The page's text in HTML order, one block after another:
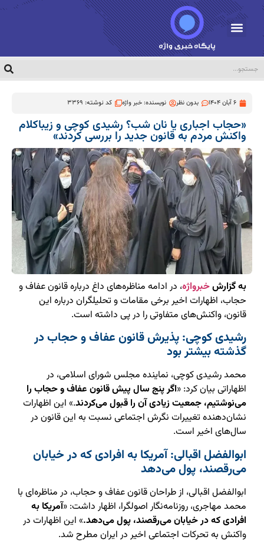
6 آبان 1404 بدون نظر نویسنده:خبر واژه کد نوشته: 3369
«حجاب اجباری یا نان شب؟ رشیدی کوچی و زیباکلام
واکنش مردم به قانون جدید را بررسی کردند»
به گزارشخبرواژه، در ادامه مناظره‌های داغ درباره قانون عفاف و
حجاب، اظهارات اخیر برخی مقامات و تحلیلگران درباره این
قانون، واکنش‌های متفاوتی را در پی داشته است.
رشیدی کوچی: پذیرش قانون عفاف و حجاب در
گذشته بیشتر بود
محمد رشیدی کوچی، نماینده مجلس شورای اسلامی، در
اظهاراتی بیان کرد: «اگر پنج سال پیش قانون عفاف و حجاب را
می‌نوشتیم، جمعیت زیادی آن را قبول می‌کردند.» این اظهارات
نشان‌دهنده تغییرات نگرش اجتماعی نسبت به این قانون در
سال‌های اخیر است.
ابوالفضل اقبالی: آمریکا به افرادی که در خیابان
می‌رقصند، پول می‌دهد
ابوالفضل اقبالی، از طراحان قانون عفاف و حجاب، در مناظره‌ای با
محمد مهاجری، روزنامه‌نگار اصولگرا، اظهار داشت: «آمریکا به
افرادی که در خیابان می‌رقصند، پول می‌دهد.» این اظهارات در
واکنش به تحرکات اجتماعی اخیر در ایران مطرح شد.